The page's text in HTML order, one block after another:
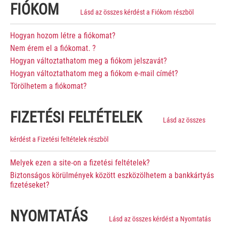
FIÓKOM Lásd az összes kérdést a Fiókom részböl
Hogyan hozom létre a fiókomat?
Nem érem el a fiókomat. ?
Hogyan változtathatom meg a fiókom jelszavát?
Hogyan változtathatom meg a fiókom e-mail címét?
Törölhetem a fiókomat?
FIZETÉSI FELTÉTELEK Lásd az összes
kérdést a Fizetési feltételek részböl
Melyek ezen a site-on a fizetési feltételek?
Biztonságos körülmények között eszközölhetem a bankkártyás
fizetéseket?
NYOMTATÁS Lásd az összes kérdést a Nyomtatás